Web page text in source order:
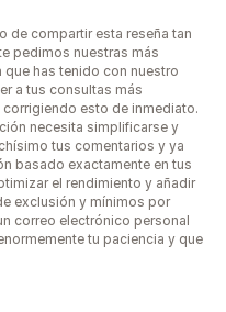
de compartir esta reseña tan
pedimos nuestras más
has tenido con nuestro
a tus consultas más
esto de inmediato.
necesita simplificarse y
tus comentarios y ya
basado exactamente en tus
el rendimiento y añadir
exclusión y mínimos por
correo electrónico personal
tu paciencia y que